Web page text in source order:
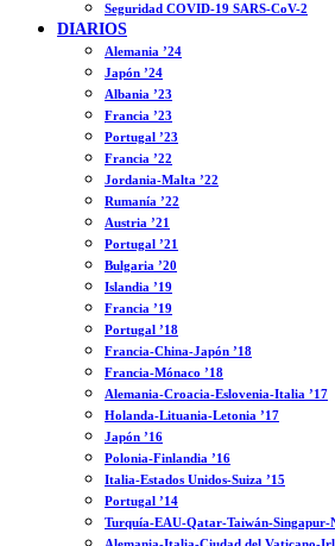
Seguridad COVID-19 SARS-CoV-2
DIARIOS
Alemania ’24
Japón ’24
Albania ’23
Francia ’23
Portugal ’23
Francia ’22
Jordania-Malta ’22
Rumanía ’22
Austria ’21
Portugal ’21
Bulgaria ’20
Islandia ’19
Francia ’19
Portugal ’18
Francia-China-Japón ’18
Francia-Mónaco ’18
Alemania-Croacia-Eslovenia-Italia ’17
Holanda-Lituania-Letonia ’17
Japón ’16
Polonia-Finlandia ’16
Italia-Estados Unidos-Suiza ’15
Portugal ’14
Turquía-EAU-Qatar-Taiwán-Singapur-